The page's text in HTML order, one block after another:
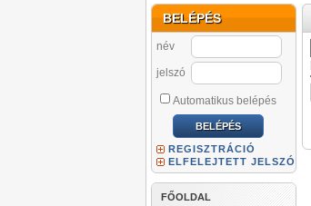
BELÉPÉS
név
jelszó
Automatikus belépés
REGISZTRÁCIÓ
ELFELEJTETT JELSZÓ
FŐOLDAL